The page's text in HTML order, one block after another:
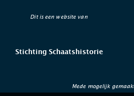
Dit is een website van
Stichting Schaatshistorie
Mede mogelijk